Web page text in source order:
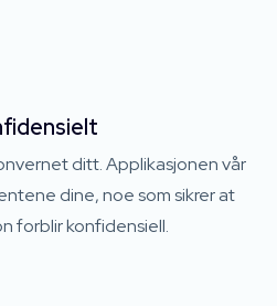
ditt. Applikasjonen vår
dine, noe som sikrer at
forblir konfidensiell.